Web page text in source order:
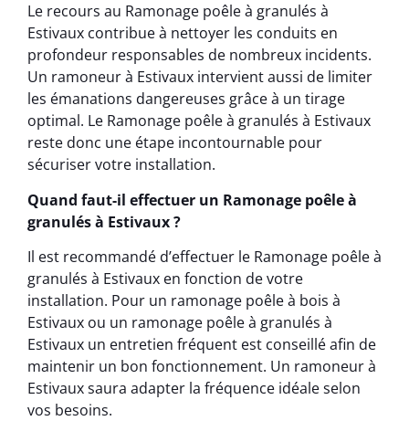
Le recours au Ramonage poêle à granulés à
Estivaux contribue à nettoyer les conduits en
profondeur responsables de nombreux incidents.
Un ramoneur à Estivaux intervient aussi de limiter
les émanations dangereuses grâce à un tirage
optimal. Le Ramonage poêle à granulés à Estivaux
reste donc une étape incontournable pour
sécuriser votre installation.
Quand faut-il effectuer un Ramonage poêle à
granulés à Estivaux ?
Il est recommandé d’effectuer le Ramonage poêle à
granulés à Estivaux en fonction de votre
installation. Pour un ramonage poêle à bois à
Estivaux ou un ramonage poêle à granulés à
Estivaux un entretien fréquent est conseillé afin de
maintenir un bon fonctionnement. Un ramoneur à
Estivaux saura adapter la fréquence idéale selon
vos besoins.